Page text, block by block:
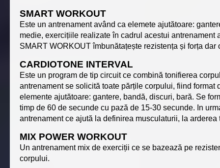
SMART WORKOUT
Este un antrenament având ca elemete ajutătoare:
medie, exercițiile realizate în cadrul acestui
SMART WORKOUT îmbunătațește rezistența și forța
CARDIOTONE INTERVAL
Este un program de tip circuit ce combină tonifierea
antrenament se solicită toate părțile corpului, fiind
elemente ajutătoare: gantere, bandă, discuri, bară. Se
timp de 60 de secunde cu pază de 15-30 secunde. In
antrenament ce ajută la definirea musculaturii, la
MIX POWER WORKOUT
Un antrenament mix de exerciții ce se bazează pe
corpului.